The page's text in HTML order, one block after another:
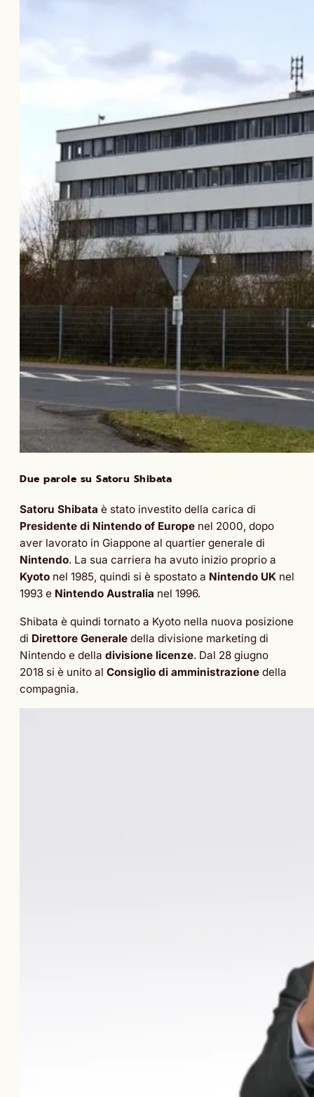
Due parole su Satoru Shibata
Satoru Shibata è stato investito della carica di
Presidente di Nintendo of Europe nel 2000, dopo
aver lavorato in Giappone al quartier generale di
Nintendo. La sua carriera ha avuto inizio proprio a
Kyoto nel 1985, quindi si è spostato a Nintendo UK nel
1993 e Nintendo Australia nel 1996.
Shibata è quindi tornato a Kyoto nella nuova posizione
di Direttore Generale della divisione marketing di
Nintendo e della divisione licenze. Dal 28 giugno
2018 si è unito al Consiglio di amministrazione della
compagnia.